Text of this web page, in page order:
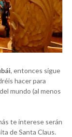
, entonces sigue
hacer para
mundo (al menos
te interese serán
de Santa Claus.